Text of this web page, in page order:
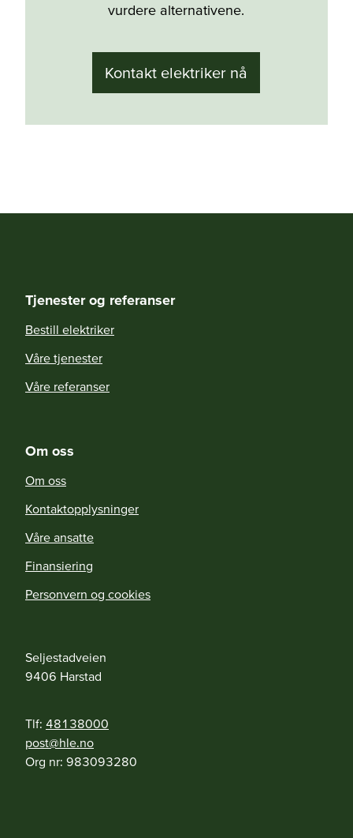
vurdere alternativene.
Kontakt elektriker nå
Seljestadveien
9406 Harstad
Tlf: 48138000
on.elh@tsop
Org nr: 983093280
Tjenester og referanser
Bestill elektriker
Våre tjenester
Våre referanser
Om oss
Om oss
Kontaktopplysninger
Våre ansatte
Finansiering
Personvern og cookies